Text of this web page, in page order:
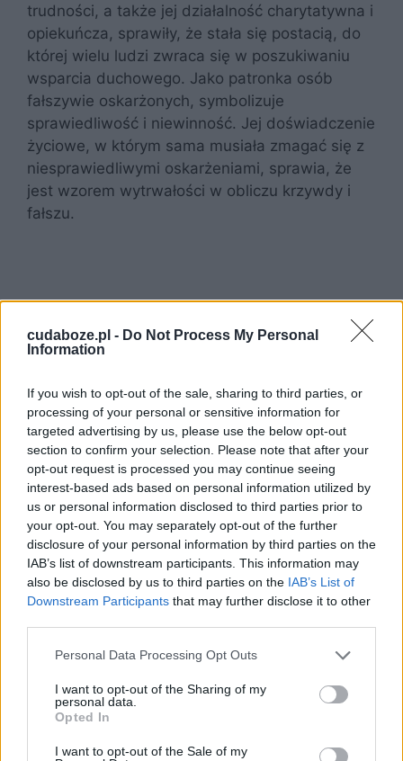
cudaboze.pl - Do Not Process My Personal
Information
If you wish to opt-out of the sale, sharing to third parties, or
processing of your personal or sensitive information for
targeted advertising by us, please use the below opt-out
section to confirm your selection. Please note that after your
opt-out request is processed you may continue seeing
interest-based ads based on personal information utilized by
us or personal information disclosed to third parties prior to
your opt-out. You may separately opt-out of the further
disclosure of your personal information by third parties on the
IAB’s list of downstream participants. This information may
also be disclosed by us to third parties on the IAB’s List of
Downstream Participants that may further disclose it to other
Personal Data Processing Opt Outs
I want to opt-out of the Sharing of my
personal data.
Opted In
I want to opt-out of the Sale of my
trudności, a także jej działalność charytatywna i
opiekuńcza, sprawiły, że stała się postacią, do
której wielu ludzi zwraca się w poszukiwaniu
wsparcia duchowego. Jako patronka osób
fałszywie oskarżonych, symbolizuje
sprawiedliwość i niewinność. Jej doświadczenie
życiowe, w którym sama musiała zmagać się z
niesprawiedliwymi oskarżeniami, sprawia, że
jest wzorem wytrwałości w obliczu krzywdy i
fałszu.
opiekunkę, która rozumie ich stratę i
samotność. Śmierć jej męża, Henryka